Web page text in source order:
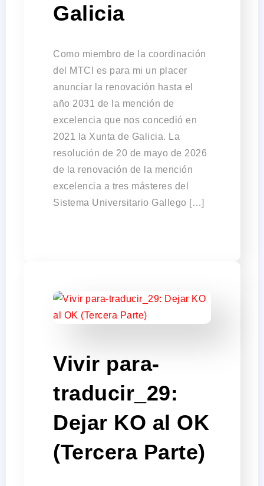
Galicia
Como miembro de la coordinación
del MTCI es para mi un placer
anunciar la renovación hasta el
año 2031 de la mención de
excelencia que nos concedió en
2021 la Xunta de Galicia. La
resolución de 20 de mayo de 2026
de la renovación de la mención
excelencia a tres másteres del
Sistema Universitario Gallego […]
Vivir para-
traducir_29:
Dejar KO al OK
(Tercera Parte)